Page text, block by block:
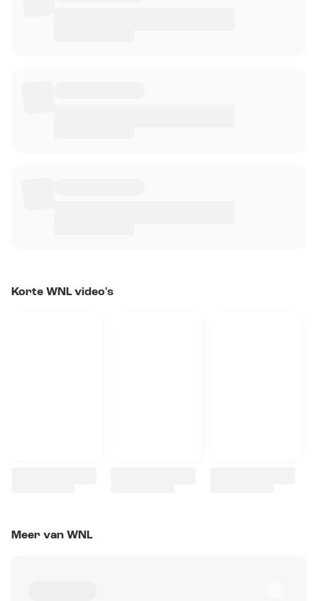
Korte WNL video's
Meer van WNL